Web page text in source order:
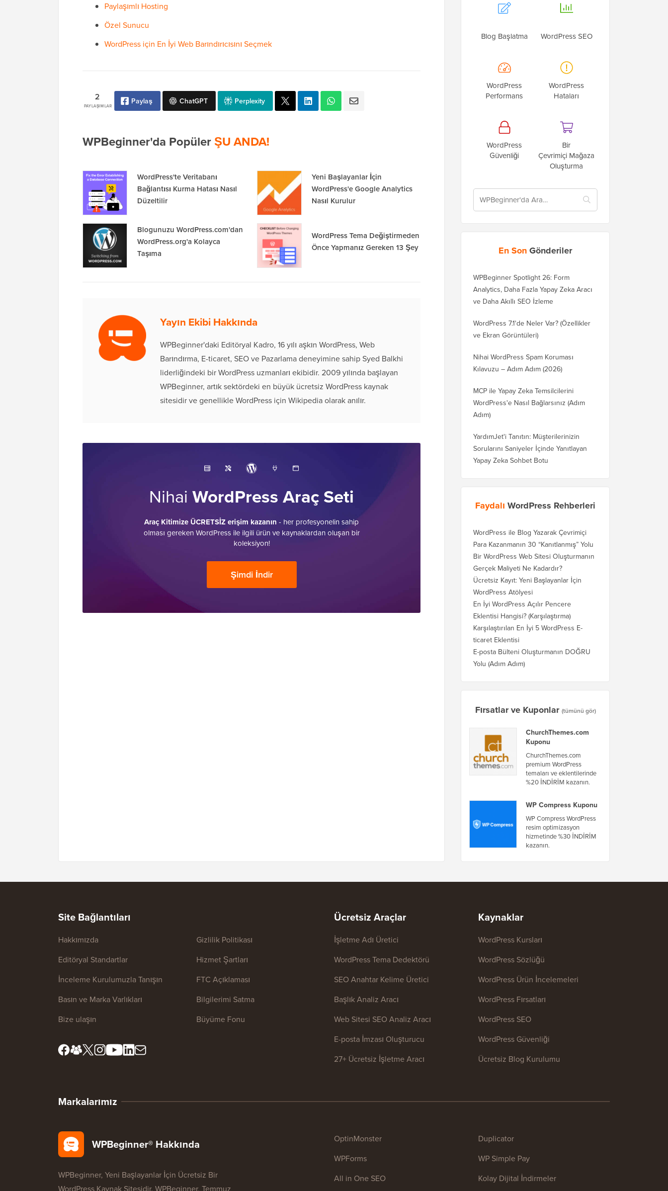
Paylaşımlı Hosting
Özel Sunucu
WordPress için En İyi Web Barındırıcısını Seçmek
PAYLAŞIMLAR
2 Paylaş ChatGPT Perplexity
WPBeginner'da PopülerŞU ANDA!
WordPress'te Veritabanı
Bağlantısı Kurma Hatası Nasıl
Düzeltilir
Yeni Başlayanlar İçin
WordPress'e Google Analytics
Nasıl Kurulur
Blogunuzu WordPress.com'dan
WordPress.org'a Kolayca
Taşıma
WordPress Tema Değiştirmeden
Önce Yapmanız Gereken 13 Şey
Yayın Ekibi Hakkında
WPBeginner'daki Editöryal Kadro, 16 yılı aşkın WordPress, Web
Barındırma, E-ticaret, SEO ve Pazarlama deneyimine sahip Syed Balkhi
liderliğindeki bir WordPress uzmanları ekibidir. 2009 yılında başlayan
WPBeginner, artık sektördeki en büyük ücretsiz WordPress kaynak
sitesidir ve genellikle WordPress için Wikipedia olarak anılır.
Nihai WordPress Araç Seti
Araç Kitimize ÜCRETSİZ erişim kazanın - her profesyonelin sahip
olması gereken WordPress ile ilgili ürün ve kaynaklardan oluşan bir
koleksiyon!
Şimdi İndir
Blog Başlatma WordPress SEO
WordPress
Performans
WordPress
Hataları
WordPress
Güvenliği
Bir
Çevrimiçi Mağaza
Oluşturma
En SonGönderiler
WPBeginner Spotlight 26: Form
Analytics, Daha Fazla Yapay Zeka Aracı
ve Daha Akıllı SEO İzleme
WordPress 7.1'de Neler Var? (Özellikler
ve Ekran Görüntüleri)
Nihai WordPress Spam Koruması
Kılavuzu – Adım Adım (2026)
MCP ile Yapay Zeka Temsilcilerini
WordPress'e Nasıl Bağlarsınız (Adım
Adım)
YardımJet'i Tanıtın: Müşterilerinizin
Sorularını Saniyeler İçinde Yanıtlayan
Yapay Zeka Sohbet Botu
Faydalı WordPress Rehberleri
WordPress ile Blog Yazarak Çevrimiçi
Para Kazanmanın 30 “Kanıtlanmış” Yolu
Bir WordPress Web Sitesi Oluşturmanın
Gerçek Maliyeti Ne Kadardır?
Ücretsiz Kayıt: Yeni Başlayanlar İçin
WordPress Atölyesi
En İyi WordPress Açılır Pencere
Eklentisi Hangisi? (Karşılaştırma)
Karşılaştırılan En İyi 5 WordPress E-
ticaret Eklentisi
E-posta Bülteni Oluşturmanın DOĞRU
Yolu (Adım Adım)
Fırsatlar ve Kuponlar (tümünü gör)
ChurchThemes.com
Kuponu
ChurchThemes.com
premium WordPress
temaları ve eklentilerinde
%20 İNDİRİM kazanın.
WP Compress Kuponu
WP Compress WordPress
resim optimizasyon
hizmetinde %30 İNDİRİM
kazanın.
Site Bağlantıları
Hakkımızda
Editöryal Standartlar
İnceleme Kurulumuzla Tanışın
Basın ve Marka Varlıkları
Bize ulaşın
Gizlilik Politikası
Hizmet Şartları
FTC Açıklaması
Bilgilerimi Satma
Büyüme Fonu
Ücretsiz Araçlar
İşletme Adı Üretici
WordPress Tema Dedektörü
SEO Anahtar Kelime Üretici
Başlık Analiz Aracı
Web Sitesi SEO Analiz Aracı
E-posta İmzası Oluşturucu
27+ Ücretsiz İşletme Aracı
Kaynaklar
WordPress Kursları
WordPress Sözlüğü
WordPress Ürün İncelemeleri
WordPress Fırsatları
WordPress SEO
WordPress Güvenliği
Ücretsiz Blog Kurulumu
Markalarımız
WPBeginner® Hakkında
WPBeginner, Yeni Başlayanlar İçin Ücretsiz Bir
WordPress Kaynak Sitesidir. WPBeginner, Temmuz
OptinMonster
WPForms
All in One SEO
Duplicator
WP Simple Pay
Kolay Dijital İndirmeler